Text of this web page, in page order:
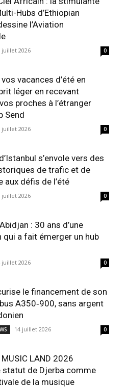
Hubs d’Ethiopian
l’Aviation
juillet 2026 0
vacances d’été en
léger en recevant
proches à l’étranger
Send
juillet 2026 0
s’envole vers des
de trafic et de
défis de l’été
juillet 2026 0
: 30 ans d’une
qui a fait émerger un hub
juillet 2026 0
le financement de son
A350‑900, sans argent
14 juillet 2026 0
MUSIC LAND 2026
statut de Djerba comme
de la musique